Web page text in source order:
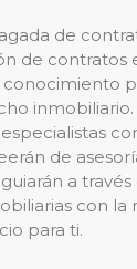
de
de contratos
conocimiento
inmobiliario.
de
a
con la
para ti.